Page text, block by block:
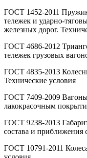
ГОСТ 1452-2011
тележек и ударно-
железных дорог.
ГОСТ 4686-2012
тележек грузовых
ГОСТ 4835-2013
Технические условия
ГОСТ 7409-2009
лакокрасочным
ГОСТ 9238-2013
состава и приближения
ГОСТ 10791-2011